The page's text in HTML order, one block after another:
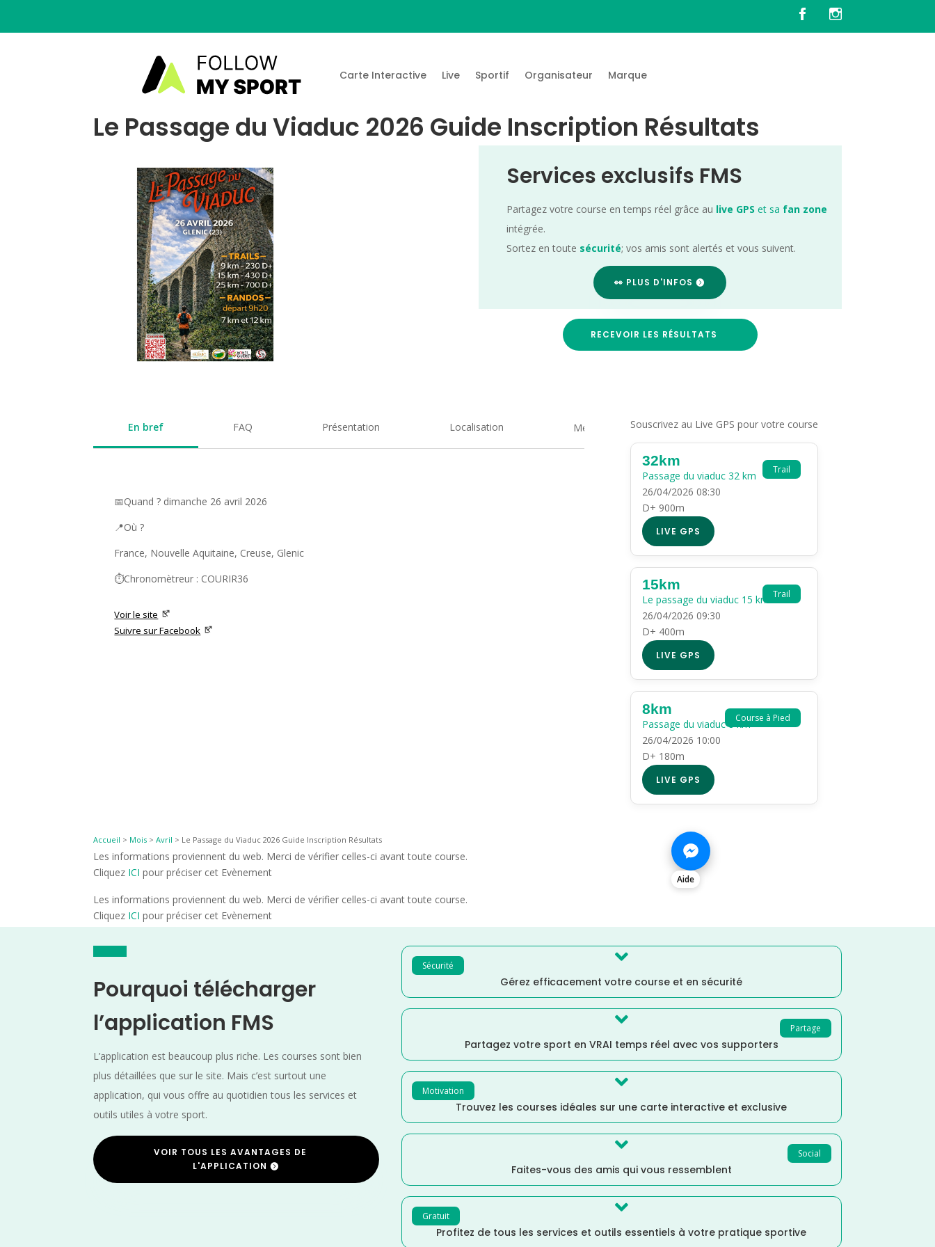
Carte Interactive Live Sportif Organisateur Marque
Le Passage du Viaduc 2026 Guide Inscription Résultats
Services exclusifs FMS
Partagez votre course en temps réel grâce au live GPS et sa fan zone
intégrée.
Sortez en toute sécurité; vos amis sont alertés et vous suivent.
👀 PLUS D'INFOS
RECEVOIR LES RÉSULTATS
En bref FAQ Présentation Localisation Medias
📅Quand ? dimanche 26 avril 2026
📍Où ?
France, Nouvelle Aquitaine, Creuse, Glenic
⏱️Chronomètreur : COURIR36
Voir le site
Suivre sur Facebook
Souscrivez au Live GPS pour votre course
Trail
32km
Passage du viaduc 32 km
26/04/2026 08:30
D+ 900m
LIVE GPS
Trail
15km
Le passage du viaduc 15 km
26/04/2026 09:30
D+ 400m
LIVE GPS
Course à Pied
8km
Passage du viaduc 8 km
26/04/2026 10:00
D+ 180m
LIVE GPS
Accueil > Mois >Avril > Le Passage du Viaduc 2026 Guide Inscription Résultats
Les informations proviennent du web. Merci de vérifier celles-ci avant toute course.
Cliquez ICI pour préciser cet Evènement
Les informations proviennent du web. Merci de vérifier celles-ci avant toute course.
Cliquez ICI pour préciser cet Evènement
Aide
Pourquoi télécharger
l’application FMS
L’application est beaucoup plus riche. Les courses sont bien
plus détaillées que sur le site. Mais c’est surtout une
application, qui vous offre au quotidien tous les services et
outils utiles à votre sport.
VOIR TOUS LES AVANTAGES DE
L'APPLICATION
Sécurité 
Gérez efficacement votre course et en sécurité
Partage

Partagez votre sport en VRAI temps réel avec vos supporters
Motivation 
Trouvez les courses idéales sur une carte interactive et exclusive
Social

Faites-vous des amis qui vous ressemblent
Gratuit 
Profitez de tous les services et outils essentiels à votre pratique sportive